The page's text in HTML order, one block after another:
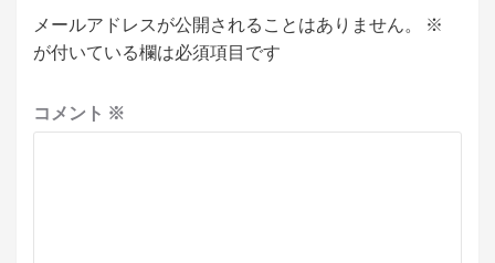
メールアドレスが公開されることはありません。
※
が付いている欄は必須項目です
コメント ※